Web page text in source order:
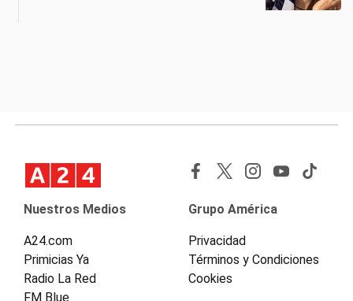
Nuestros Medios
A24.com
Primicias Ya
Radio La Red
FM Blue
Grupo América
Privacidad
Términos y Condiciones
Cookies